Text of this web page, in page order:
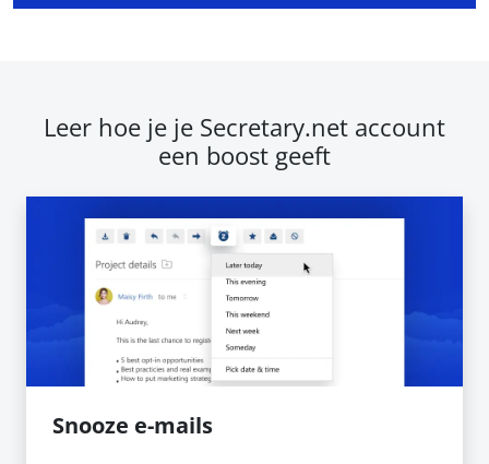
Leer hoe je je Secretary.net account
een boost geeft
Snooze e-mails